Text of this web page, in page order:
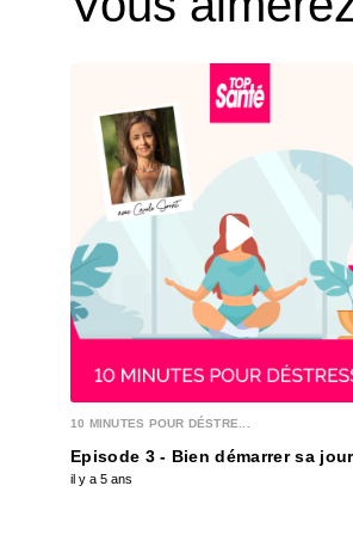
10 MINUTES POUR DÉSTRE...
Episode 3 - Bien démarrer sa
il y a 5 ans